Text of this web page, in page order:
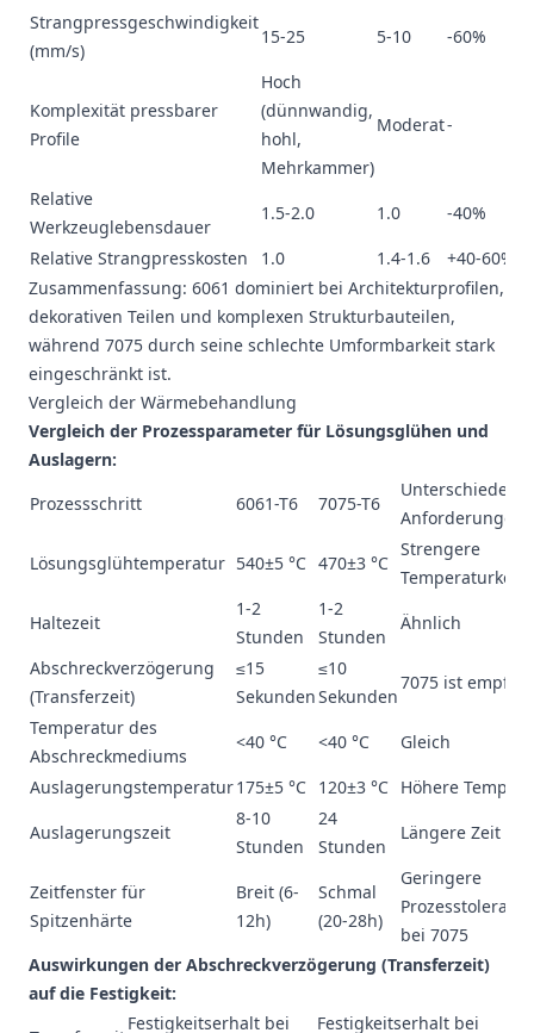
Strangpressgeschwindigkeit
(mm/s)
15-25 5-10 -60%
Komplexität pressbarer
Profile
Hoch
(dünnwandig,
hohl,
Mehrkammer)
Moderat-
Relative
Werkzeuglebensdauer
1.5-2.0 1.0
-40%
Relative Strangpresskosten
1.0 1.4-1.6
+40-60%
Zusammenfassung: 6061 dominiert bei Architekturprofilen,
dekorativen Teilen und komplexen Strukturbauteilen,
während 7075 durch seine schlechte Umformbarkeit stark
eingeschränkt ist.
Vergleich der Wärmebehandlung
Vergleich der Prozessparameter für Lösungsglühen und
Auslagern:
Prozessschritt
6061-T6 7075-T6
Unterschiede
Anforderungen
Lösungsglühtemperatur 540±5 °C 470±3 °C
Strengere
Haltezeit
1-2
Stunden
1-2
Stunden
Ähnlich
Abschreckverzögerung
(Transferzeit)
≤15
Sekunden
≤10
Sekunden
7075 ist
Temperatur des
Abschreckmediums
<40 °C <40 °C
Gleich
Auslagerungstemperatur175±5 °C 120±3 °C Höhere
Auslagerungszeit
8-10
Stunden
24
Stunden
Längere Zeit für
Zeitfenster für
Spitzenhärte
Breit (6-
12h)
Schmal
(20-28h)
Geringere
bei 7075
Auswirkungen der Abschreckverzögerung (Transferzeit)
auf die Festigkeit:
Festigkeitserhalt bei Festigkeitserhalt bei